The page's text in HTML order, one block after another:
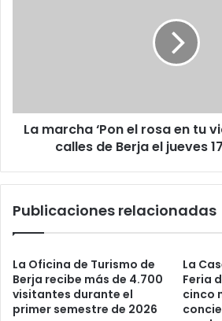
La marcha ‘Pon el rosa en tu
calles de Berja el jueves
Publicaciones relacionadas
La Oficina de Turismo de
Berja recibe más de 4.700
visitantes durante el
primer semestre de 2026
La
Feria
cinco